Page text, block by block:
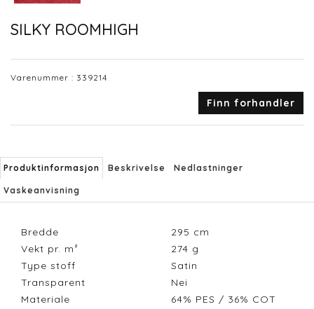
SILKY ROOMHIGH
Varenummer : 339214
Finn forhandler
Produktinformasjon Beskrivelse Nedlastninger
Vaskeanvisning
Bredde 295 cm
Vekt pr. m²
274 g
Type stoff
Satin
Transparent
Nei
Materiale
64% PES / 36% COT